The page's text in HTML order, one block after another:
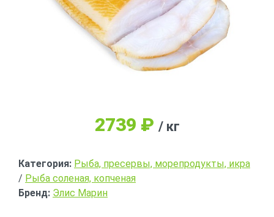
2739 ₽ / кг
Категория: Рыба, пресервы, морепродукты, икра
/ Рыба соленая, копченая
Бренд: Элис Марин